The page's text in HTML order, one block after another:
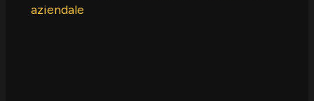
aziendale